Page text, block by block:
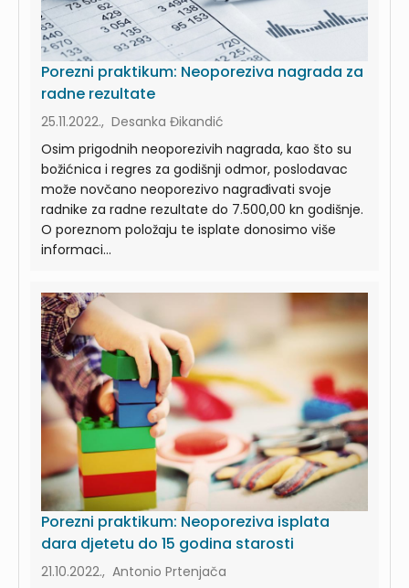
Porezni praktikum: Neoporeziva nagrada za
radne rezultate
25.11.2022., Desanka Đikandić
Osim prigodnih neoporezivih nagrada, kao što su
božićnica i regres za godišnji odmor, poslodavac
može novčano neoporezivo nagrađivati svoje
radnike za radne rezultate do 7.500,00 kn godišnje.
O poreznom položaju te isplate donosimo više
informaci...
Porezni praktikum: Neoporeziva isplata
dara djetetu do 15 godina starosti
21.10.2022., Antonio Prtenjača